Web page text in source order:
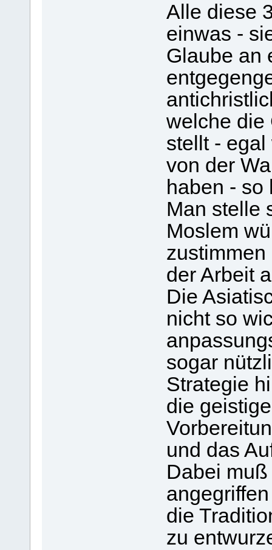
Alle diese
einwas -
Glaube an
welche die
stellt -
von der
haben -
Man stelle
Moslem
der Arbeit
Die
nicht so
sogar
Strategie
die
und das
Dabei
die
zu